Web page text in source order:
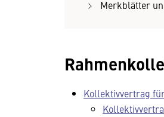
Merkblätter
Kollektivvertrag